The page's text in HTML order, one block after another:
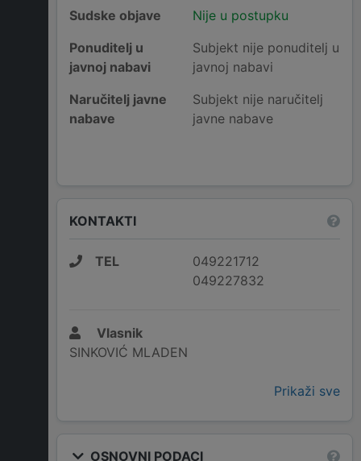
Sudske objave
Nije u postupku
Ponuditelj u
javnoj nabavi
Subjekt nije ponuditelj u
javnoj nabavi
Naručitelj javne
nabave
Subjekt nije naručitelj
javne nabave
KONTAKTI
TEL
049221712
049227832
Vlasnik
SINKOVIĆ MLADEN
Prikaži sve
OSNOVNI PODACI